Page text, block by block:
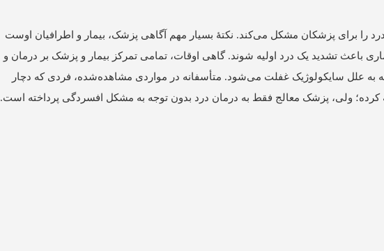
را برای پزشکان مشکل می‌کند. نکتۀ بسیار مهم آگاهی پزشک، بیمار و اطرافیان اوست
باعث تشدید یک درد اولیه شوند. گاهی اوقات، تمامی تمرکز بیمار و پزشک بر درمان و
به علل سایکولوژیک غفلت می‌شود. متأسفانه در مواردی مشاهده‌شده، فردی که دچار
ولی، پزشک معالج فقط به درمان درد بدون توجه به مشکل افسردگی پرداخته است.